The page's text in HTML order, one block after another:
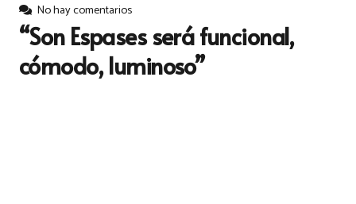
No hay comentarios
“Son Espases será funcional,
cómodo, luminoso”